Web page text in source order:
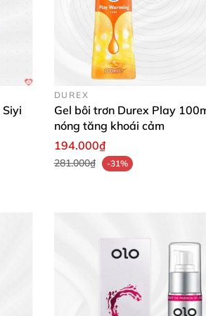
Siyi
DUREX
Gel bôi trơn Durex Play
nóng tăng khoái cảm
194.000₫
281.000₫ -31%